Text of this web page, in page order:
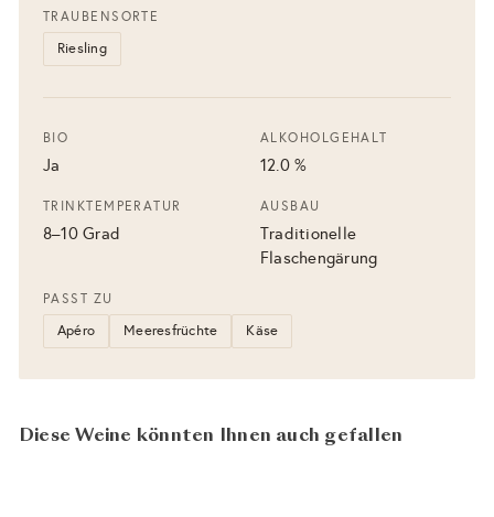
TRAUBENSORTE
Riesling
BIO
Ja
ALKOHOLGEHALT
12.0 %
TRINKTEMPERATUR
8–10 Grad
AUSBAU
Traditionelle
Flaschengärung
PASST ZU
Apéro Meeresfrüchte Käse
Diese Weine könnten Ihnen auch gefallen